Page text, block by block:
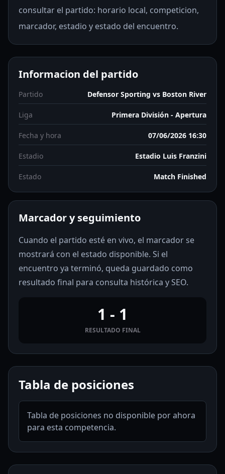
consultar el partido: horario local, competicion,
marcador, estadio y estado del encuentro.
Informacion del partido
Partido Defensor Sporting vs Boston River
Liga Primera División - Apertura
Fecha y hora 07/06/2026 16:30
Estadio Estadio Luis Franzini
Estado Match Finished
Marcador y seguimiento
Cuando el partido esté en vivo, el marcador se
mostrará con el estado disponible. Si el
encuentro ya terminó, queda guardado como
resultado final para consulta histórica y SEO.
1 - 1
RESULTADO FINAL
Tabla de posiciones
Tabla de posiciones no disponible por ahora
para esta competencia.